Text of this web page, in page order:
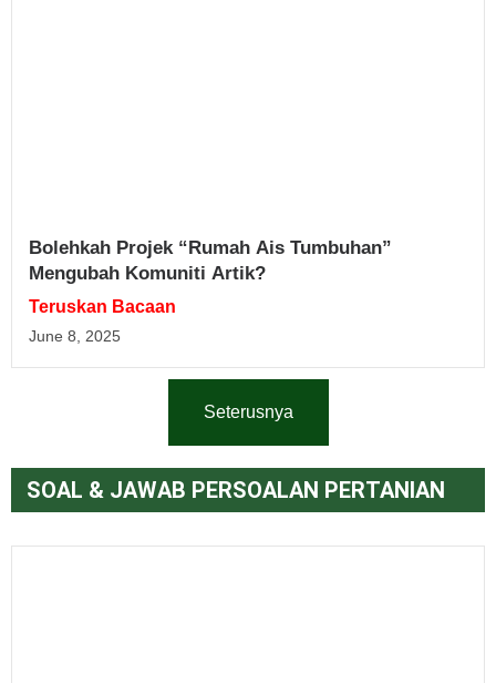
Bolehkah Projek “Rumah Ais Tumbuhan”
Mengubah Komuniti Artik?
Teruskan Bacaan
June 8, 2025
Seterusnya
SOAL & JAWAB PERSOALAN PERTANIAN